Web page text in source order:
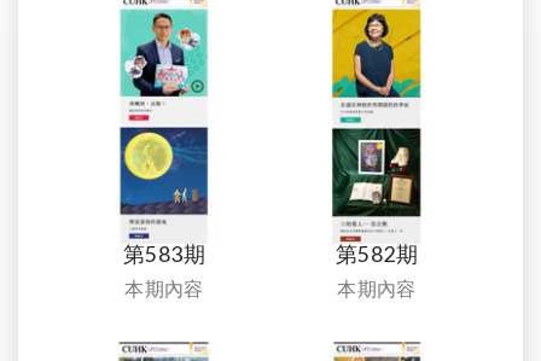
第583期
本期內容
第582期
本期內容